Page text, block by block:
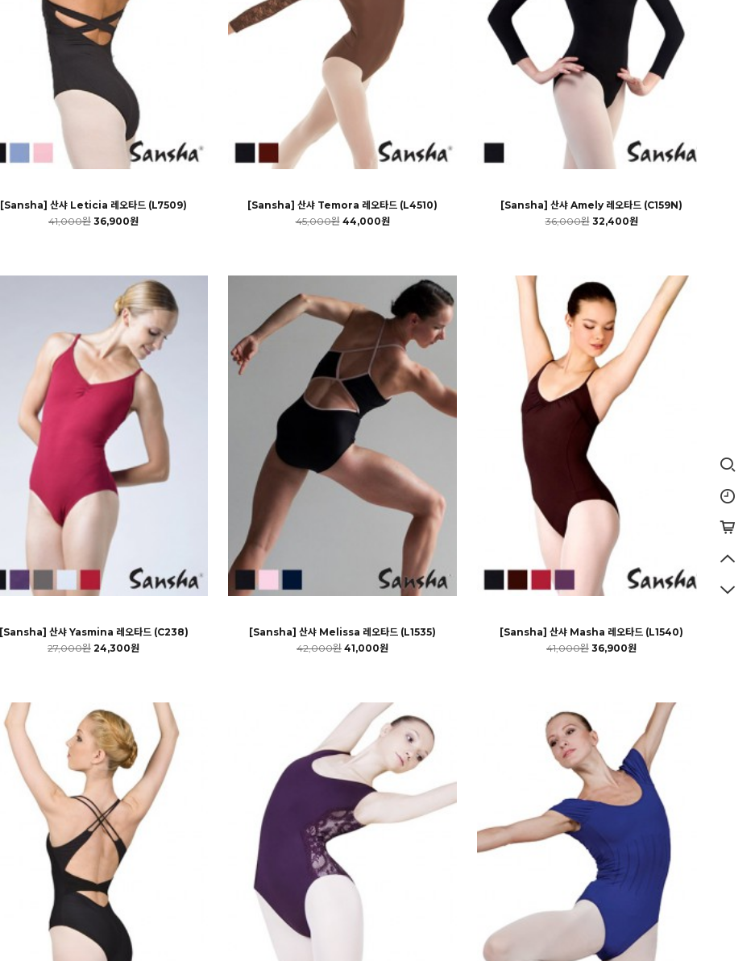
[Sansha] 산샤 Leticia 레오타드 (L7509)
41,000원 36,900원
[Sansha] 산샤 Temora 레오타드 (L4510)
45,000원 44,000원
[Sansha] 산샤 Amely 레오타드 (C159N)
36,000원 32,400원
[Sansha] 산샤 Yasmina 레오타드 (C238)
27,000원 24,300원
[Sansha] 산샤 Melissa 레오타드 (L1535)
42,000원 41,000원
[Sansha] 산샤 Masha 레오타드 (L1540)
41,000원 36,900원